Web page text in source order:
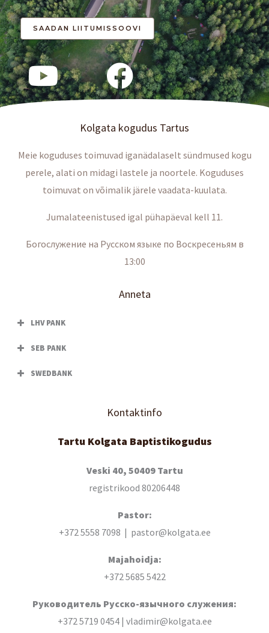
Kolgata kogudus Tartus
Meie koguduses toimuvad iganädalaselt sündmused kogu
perele, alati on midagi lastele ja noortele. Koguduses
toimuvat on võimalik järele vaadata-kuulata.
Jumalateenistused igal pühapäeval kell 11.
Богослужение на Русском языке по Воскресеньям в
13:00
Anneta
LHV PANK
SEB PANK
SWEDBANK
Kontaktinfo
Tartu Kolgata Baptistikogudus
Veski 40, 50409 Tartu
registrikood 80206448
Pastor:
+372 5558 7098 | pastor@kolgata.ee
Majahoidja:
+372 5685 5422
Руководитель Русско-язычного служения:
+372 5719 0454 | vladimir@kolgata.ee